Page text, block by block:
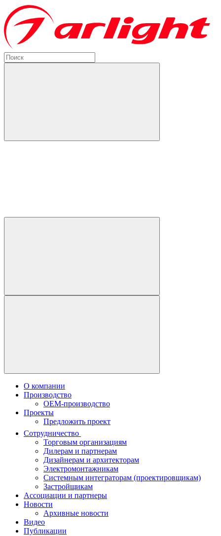
О компании
Производство
OEM-производство
Проекты
Предложить проект
Сотрудничество
Торговым организациям
Дилерам и партнерам
Дизайнерам и архитекторам
Электромонтажникам
Системным интеграторам (проектировщикам)
Застройщикам
Ассоциации и партнеры
Новости
Архивные новости
Видео
Публикации